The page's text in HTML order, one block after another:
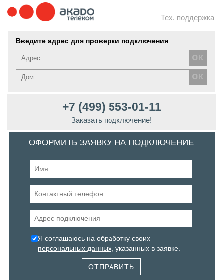
Тех. поддержка
Введите адрес для проверки подключения
+7 (499) 553-01-11
Заказать подключение!
ОФОРМИТЬ ЗАЯВКУ НА ПОДКЛЮЧЕНИЕ
Я соглашаюсь на обработку своих
персональных данных , указанных в заявке.
ОТПРАВИТЬ